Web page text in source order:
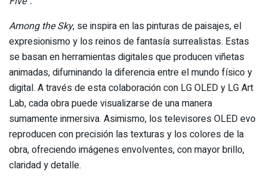
Among the Sky, se inspira en las pinturas de paisajes, el
expresionismo y los reinos de fantasía surrealistas. Estas
se basan en herramientas digitales que producen viñetas
animadas, difuminando la diferencia entre el mundo físico y
digital. A través de esta colaboración con LG OLED y LG Art
Lab, cada obra puede visualizarse de una manera
sumamente inmersiva. Asimismo, los televisores OLED evo
reproducen con precisión las texturas y los colores de la
obra, ofreciendo imágenes envolventes, con mayor brillo,
claridad y detalle.